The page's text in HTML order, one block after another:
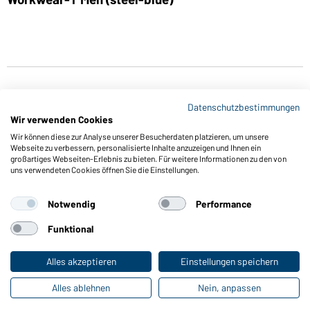
Funktionen & Pflege
Pflegehinweise
Farben
Online-Kataloge
Zu den Download-Links
Datenschutzbestimmungen
Wir verwenden Cookies
Wir können diese zur Analyse unserer Besucherdaten platzieren, um unsere
Webseite zu verbessern, personalisierte Inhalte anzuzeigen und Ihnen ein
großartiges Webseiten-Erlebnis zu bieten. Für weitere Informationen zu den von
uns verwendeten Cookies öffnen Sie die Einstellungen.
Notwendig Performance
Funktional
Alles akzeptieren Einstellungen speichern
Alles ablehnen Nein, anpassen